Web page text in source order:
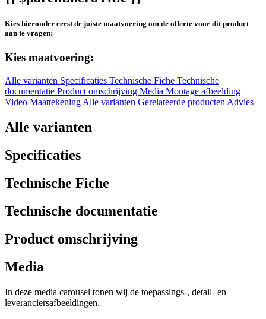
Kies hieronder eerst de juiste maatvoering om de offerte voor dit product
aan te vragen:
Kies maatvoering:
Alle varianten Specificaties Technische Fiche Technische
documentatie Product omschrijving Media Montage afbeelding
Video Maattekening Alle varianten Gerelateerde producten Advies
Alle varianten
Specificaties
Technische Fiche
Technische documentatie
Product omschrijving
Media
In deze media carousel tonen wij de toepassings-, detail- en
leveranciersafbeeldingen.